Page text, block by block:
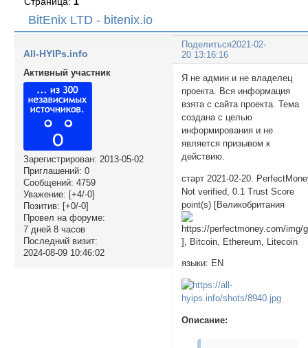
BitEnix LTD - bitenix.io
Поделиться2021-02-
20 13:16:16
All-HYIPs.info
Активный участник
Зарегистрирован: 2013-05-02
Приглашений: 0
Сообщений: 4759
Уважение: [+4/-0]
Позитив: [+0/-0]
Провел на форуме:
7 дней 8 часов
Последний визит:
2024-08-09 10:46:02
Я не админ и не владелец
проекта. Вся информация
взята с сайта проекта. Тема
создана с целью
информирования и не
является призывом к
действию.
старт 2021-02-20.
Not verified, 0.1 Trust Score
point(s) [Великобритания
], Bitcoin, Ethereum, Litecoin
языки: EN
Описание: